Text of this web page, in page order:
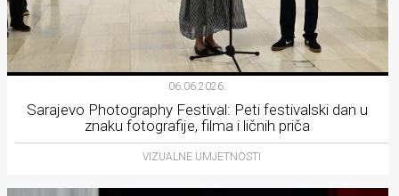
06.06.2026.
Sarajevo Photography Festival: Peti festivalski dan u
znaku fotografije, filma i ličnih priča
VIZUALNE UMJETNOSTI